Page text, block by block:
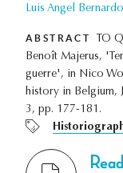
Luis Angel
ABSTRACT
TO
Benoît Majerus,
guerre', in Nico
history in Belgium,
3, pp. 177-181.